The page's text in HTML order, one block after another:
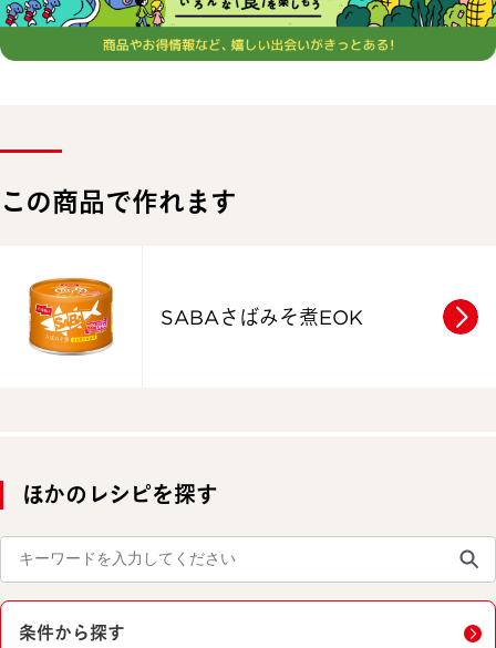
この商品で作れます
SABAさばみそ煮EOK
ほかのレシピを探す
条件から探す